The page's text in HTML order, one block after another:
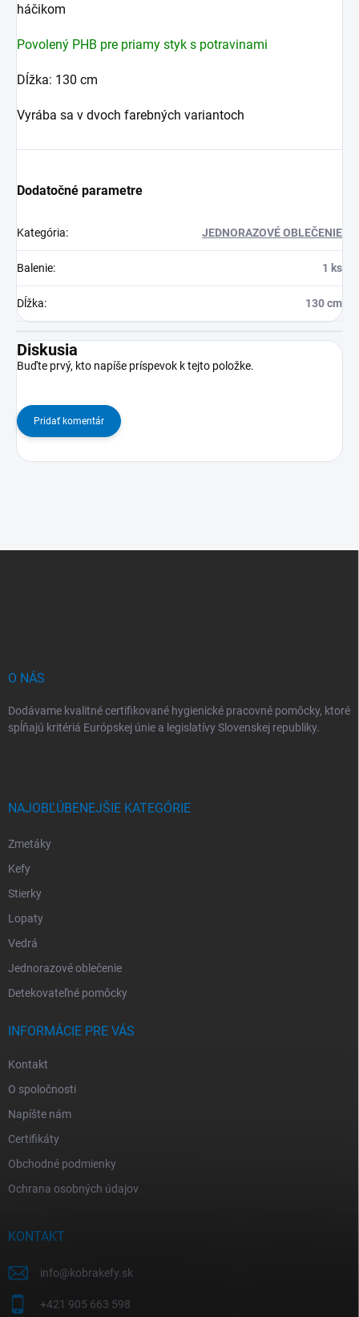
háčikom
Povolený PHB pre priamy styk s potravinami
Dĺžka: 130 cm
Vyrába sa v dvoch farebných variantoch
Dodatočné parametre
Kategória: JEDNORAZOVÉ OBLEČENIE
Balenie: 1 ks
Dĺžka: 130 cm
Diskusia
Buďte prvý, kto napíše príspevok k tejto položke.
Pridať komentár
O NÁS
Dodávame kvalitné certifikované hygienické pracovné pomôcky, ktoré
spĺňajú kritériá Európskej únie a legislatívy Slovenskej republiky.
NAJOBĽÚBENEJŠIE KATEGÓRIE
Zmetáky
Kefy
Stierky
Lopaty
Vedrá
Jednorazové oblečenie
Detekovateľné pomôcky
INFORMÁCIE PRE VÁS
Kontakt
O spoločnosti
Napíšte nám
Certifikáty
Obchodné podmienky
Ochrana osobných údajov
KONTAKT
info@kobrakefy.sk
+421 905 663 598